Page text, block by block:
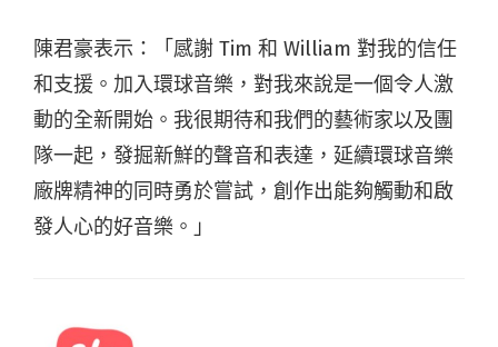
陳君豪表示：「感謝 Tim 和 William 對我的信任
和支援。加入環球音樂，對我來說是一個令人激
動的全新開始。我很期待和我們的藝術家以及團
隊一起，發掘新鮮的聲音和表達，延續環球音樂
廠牌精神的同時勇於嘗試，創作出能夠觸動和啟
發人心的好音樂。」